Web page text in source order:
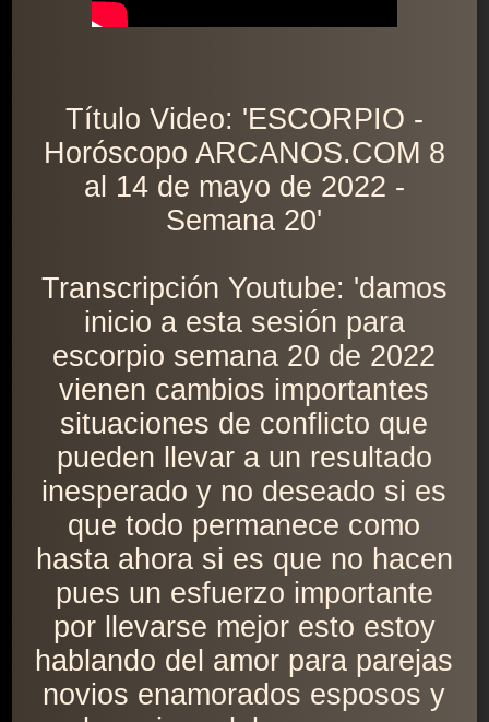
Título Video: 'ESCORPIO -
Horóscopo ARCANOS.COM 8
al 14 de mayo de 2022 -
Semana 20'
Transcripción Youtube: 'damos
inicio a esta sesión para
escorpio semana 20 de 2022
vienen cambios importantes
situaciones de conflicto que
pueden llevar a un resultado
inesperado y no deseado si es
que todo permanece como
hasta ahora si es que no hacen
pues un esfuerzo importante
por llevarse mejor esto estoy
hablando del amor para parejas
novios enamorados esposos y